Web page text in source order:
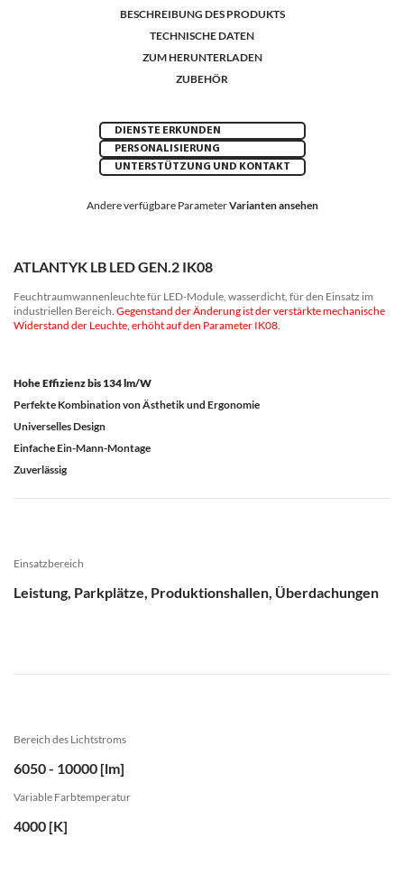
BESCHREIBUNG DES PRODUKTS
TECHNISCHE DATEN
ZUM HERUNTERLADEN
ZUBEHÖR
DIENSTE ERKUNDEN
PERSONALISIERUNG
UNTERSTÜTZUNG UND KONTAKT
Andere verfügbare ParameterVarianten ansehen
ATLANTYK LB LED GEN.2 IK08
Feuchtraumwannenleuchte für LED-Module, wasserdicht, für den Einsatz im
industriellen Bereich. Gegenstand der Änderung ist der verstärkte mechanische
Widerstand der Leuchte, erhöht auf den Parameter IK08.
Hohe Effizienz bis 134 lm/W
Perfekte Kombination von Ästhetik und Ergonomie
Universelles Design
Einfache Ein-Mann-Montage
Zuverlässig
Einsatzbereich
Leistung, Parkplätze, Produktionshallen, Überdachungen
Bereich des Lichtstroms
6050 - 10000 [lm]
Variable Farbtemperatur
4000 [K]